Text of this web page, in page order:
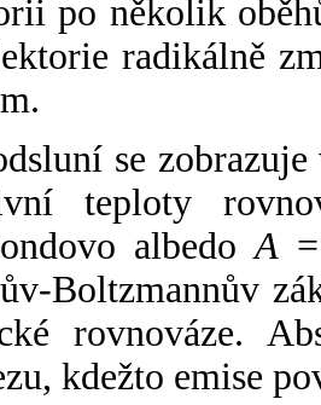
po několik
radikálně
se
teploty
albedoA
Boltzmannův
rovnováze.
kdežto emise